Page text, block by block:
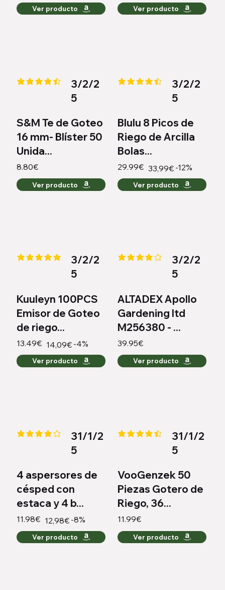
Ver producto Ver producto
la calificación promedio es 4.3 de 5
3/2/2
5
S&M Te de Goteo
16 mm- Blíster 50
Unida...
8.80€
Ver producto
la calificación promedio es 4.3
3/2/2
5
Blulu 8 Picos de
Riego de Arcilla
Bolas...
29.99€ 33,99€ -12%
Ver producto
la calificación promedio es 5 de 5
3/2/2
5
Kuuleyn 100PCS
Emisor de Goteo
de riego...
13.49€ 14,09€ -4%
Ver producto
la calificación promedio es 4 de
3/2/2
5
ALTADEX Apollo
Gardening ltd
M256380 - ...
39.95€
Ver producto
la calificación promedio es 4.2 de 5
31/1/2
5
4 aspersores de
césped con
estaca y 4 b...
11.98€ 12,98€ -8%
Ver producto
la calificación promedio es 4.4
31/1/2
5
VooGenzek 50
Piezas Gotero de
Riego, 36...
11.99€
Ver producto